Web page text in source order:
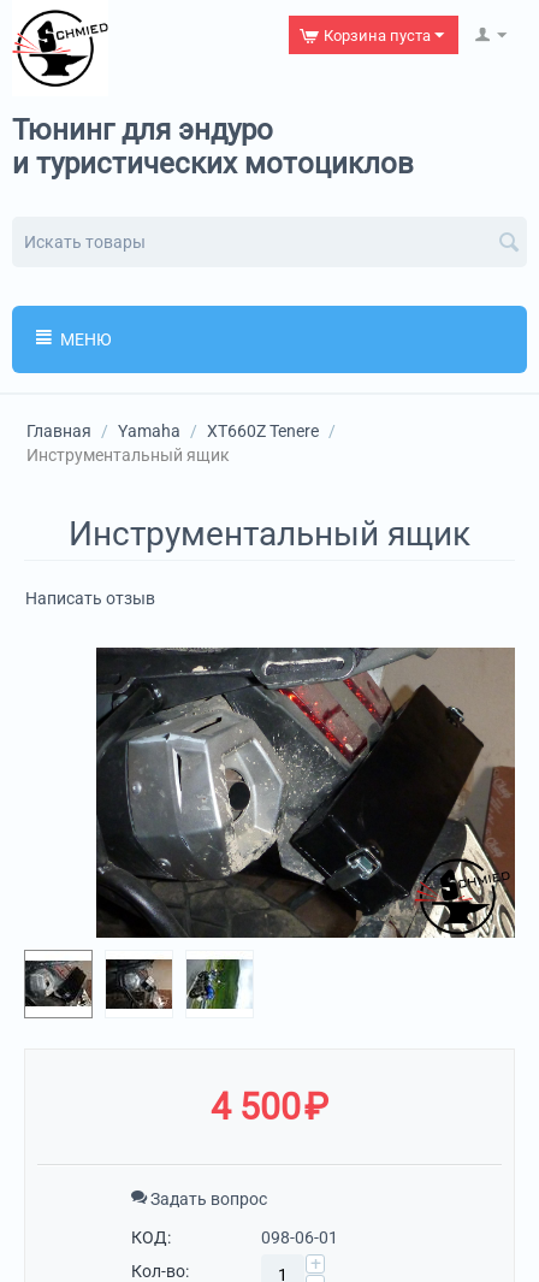
Корзина пуста
Тюнинг для эндуро
и туристических мотоциклов
МЕНЮ
Главная / Yamaha / XT660Z Tenere /
Инструментальный ящик
Инструментальный ящик
Написать отзыв
4 500₽
Задать вопрос
КОД:
098-06-01
Кол-во:
+